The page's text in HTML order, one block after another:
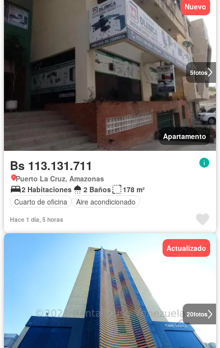
5fotos
Nuevo
Apartamento
Bs 113.131.711
Puerto La Cruz, Amazonas
2 Habitaciones
2 Baños
178 m²
Cuarto de oficina
Aire acondicionado
Hace 1 día, 5 horas
20fotos
Actualizado